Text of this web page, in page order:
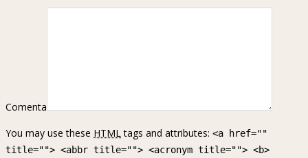
Comenta
You may use these HTMLtags and attributes: <a href=""
title=""> <abbr title=""> <acronym title=""> <b>